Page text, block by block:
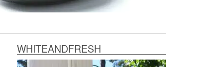
WHITEANDFRESH